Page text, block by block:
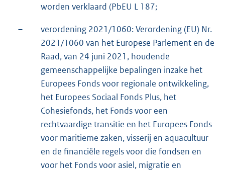
worden verklaard (PbEU L 187;
–
verordening 2021/1060: Verordening (EU) Nr.
2021/1060 van het Europese Parlement en de
Raad, van 24 juni 2021, houdende
gemeenschappelijke bepalingen inzake het
Europees Fonds voor regionale ontwikkeling,
het Europees Sociaal Fonds Plus, het
Cohesiefonds, het Fonds voor een
rechtvaardige transitie en het Europees Fonds
voor maritieme zaken, visserij en aquacultuur
en de financiële regels voor die fondsen en
voor het Fonds voor asiel, migratie en